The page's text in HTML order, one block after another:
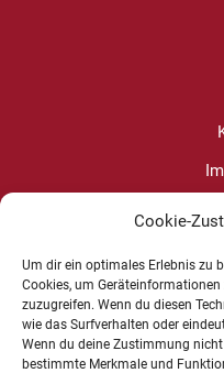
Cookie-
Um dir ein optimales Erlebnis zu
Cookies, um
zuzugreifen. Wenn du diesen
wie das Surfverhalten oder
Wenn du deine Zustimmung
bestimmte Merkmale und
+49